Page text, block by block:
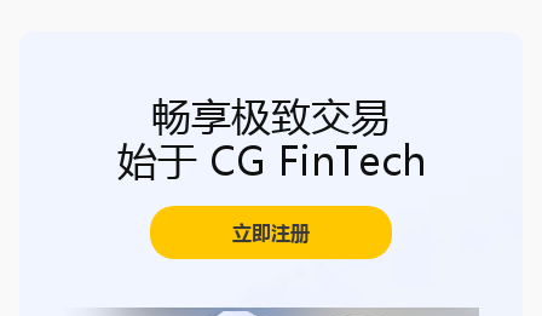
畅享极致交易
始于 CG FinTech
立即注册